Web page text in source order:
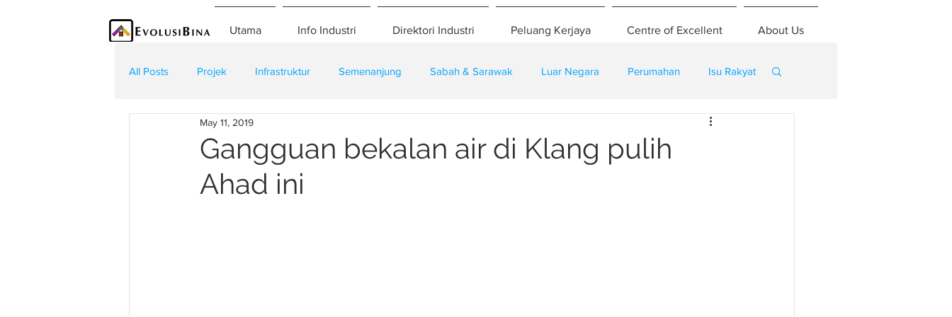
Utama Info Industri Direktori Industri Peluang Kerjaya Centre of Excellent About Us
All Posts Projek Infrastruktur Semenanjung Sabah & Sarawak Luar Negara Perumahan Isu Rakyat
Teknologi Kontraktor
Gangguan bekalan air di Klang pulih
Ahad ini
May 11, 2019